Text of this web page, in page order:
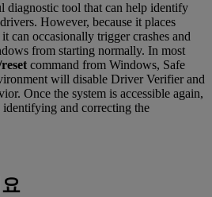
diagnostic tool that can help identify
However, because it places
can occasionally trigger crashes and
from starting normally. In most
command from Windows, Safe
will disable Driver Verifier and
Once the system is accessible again,
and correcting the